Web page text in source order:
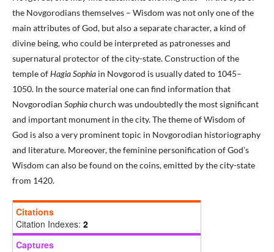
the Novgorodians themselves – Wisdom was not only one of the
main attributes of God, but also a separate character, a kind of
divine being, who could be interpreted as patronesses and
supernatural protector of the city-state. Construction of the
temple ofHagia Sophia in Novgorod is usually dated to 1045–
1050. In the source material one can find information that
Novgorodian Sophiachurch was undoubtedly the most significant
and important monument in the city. The theme of Wisdom of
God is also a very prominent topic in Novgorodian historiography
and literature. Moreover, the feminine personification of God’s
Wisdom can also be found on the coins, emitted by the city-state
from 1420.
Citations
Citation Indexes: 2
Captures